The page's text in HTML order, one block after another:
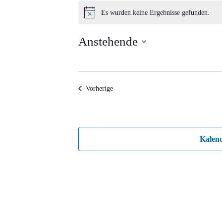
Veranstaltungen
Hinweis
Es wurden keine Ergebnisse gefunden.
Anstehende
VorherigeVeranstaltungen